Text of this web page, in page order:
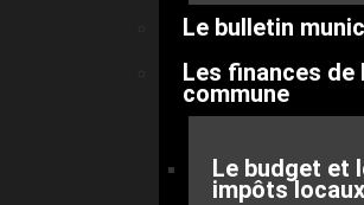
Le bulletin
Les finances de
commune
Le budget et
impôts locaux